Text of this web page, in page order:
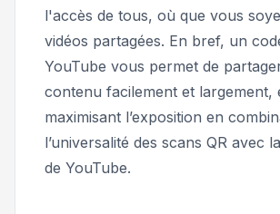
l'accès de tous, où que vous
vidéos partagées. En bref, un
YouTube vous permet de
contenu facilement et largement,
maximisant l’exposition en
l’universalité des scans QR avec
de YouTube.